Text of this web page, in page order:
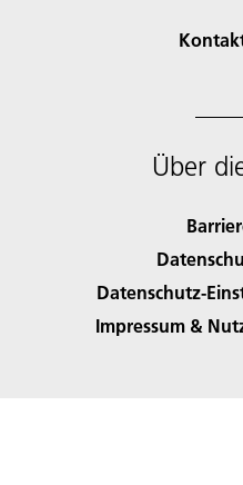
Über
Datenschutz-
Impressum &